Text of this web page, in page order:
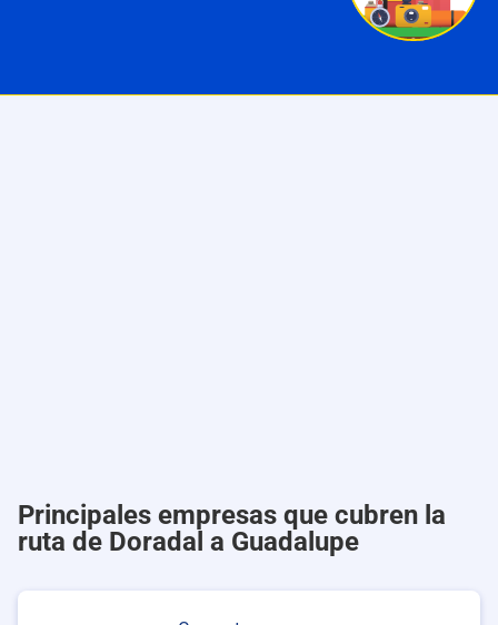
Principales empresas que cubren la
ruta de Doradal a Guadalupe